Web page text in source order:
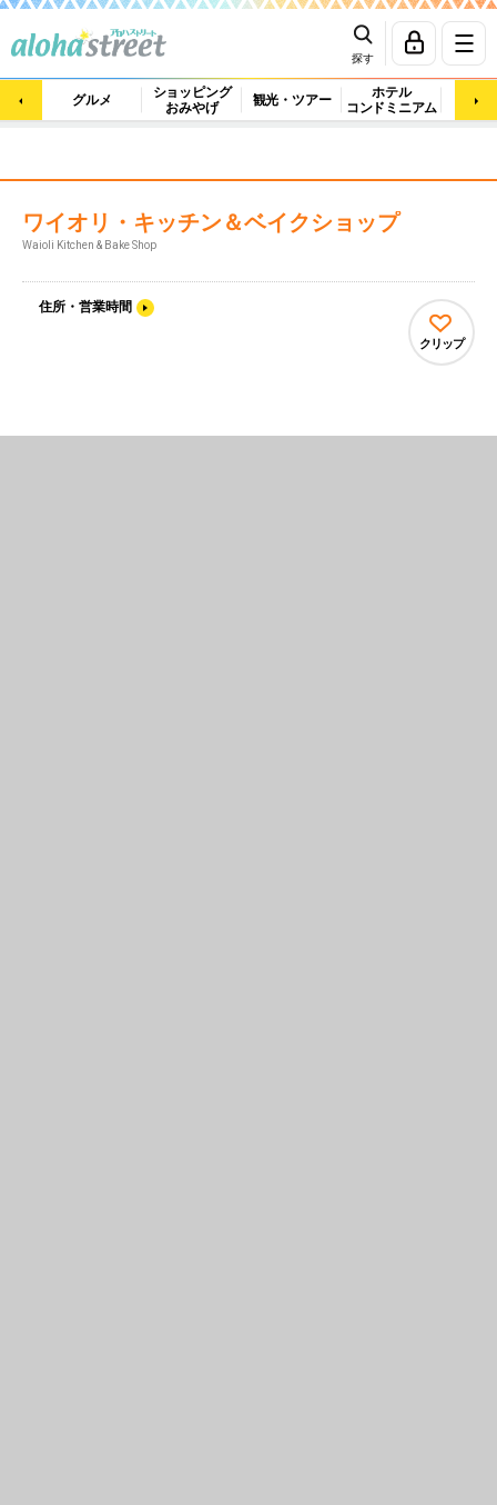
探す
グルメ
ショッピング
おみやげ
観光・ツアー
ホテル
コンドミニアム
マッ
ワイオリ・キッチン＆ベイクショップ
Waioli Kitchen & Bake Shop
住所・営業時間
クリップ